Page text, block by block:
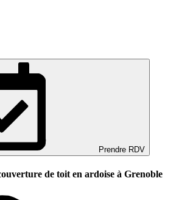
Prendre RDV
de toit en ardoise à Grenoble